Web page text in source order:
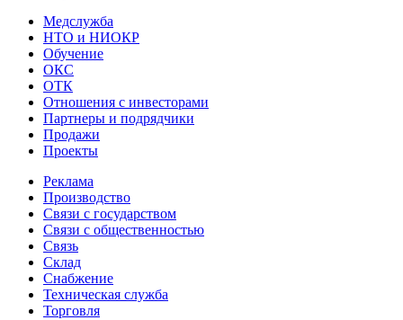
Медслужба
НТО и НИОКР
Обучение
ОКС
ОТК
Отношения с инвесторами
Партнеры и подрядчики
Продажи
Проекты
Реклама
Производство
Связи с государством
Связи с общественностью
Связь
Склад
Снабжение
Техническая служба
Торговля